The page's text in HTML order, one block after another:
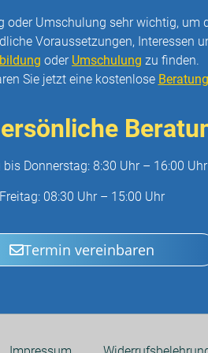
Umschulung sehr wichtig,
Voraussetzungen, Interessen
oder Umschulung zu finden.
Sie jetzt eine kostenlose Beratung
Donnerstag: 8:30 Uhr – 16:00 Uhr
Freitag: 08:30 Uhr – 15:00 Uhr
Termin vereinbaren